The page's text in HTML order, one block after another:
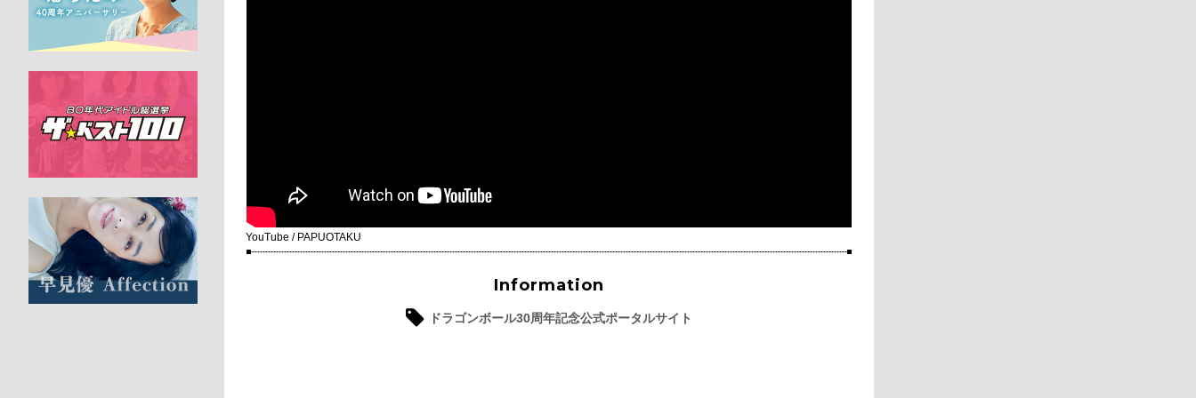
YouTube / PAPUOTAKU
Information
ドラゴンボール30周年記念公式ポータルサイト